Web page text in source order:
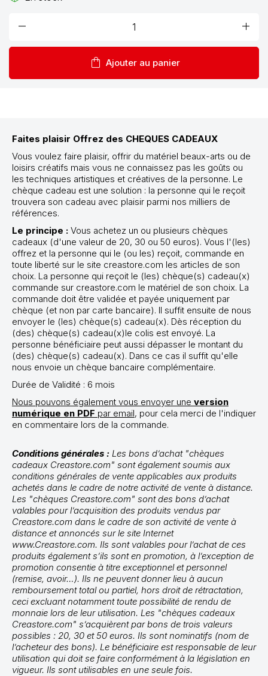
remove add
shopping_bag Ajouter au panier
Faites plaisir Offrez des CHEQUES CADEAUX
Vous voulez faire plaisir, offrir du matériel beaux-arts ou de
loisirs créatifs mais vous ne connaissez pas les goûts ou
les techniques artistiques et créatives de la personne. Le
chèque cadeau est une solution : la personne qui le reçoit
trouvera son cadeau avec plaisir parmi nos milliers de
références.
Le principe : Vous achetez un ou plusieurs chèques
cadeaux (d'une valeur de 20, 30 ou 50 euros). Vous l'(les)
offrez et la personne qui le (ou les) reçoit, commande en
toute liberté sur le site creastore.com les articles de son
choix. La personne qui reçoit le (les) chèque(s) cadeau(x)
commande sur creastore.com le matériel de son choix. La
commande doit être validée et payée uniquement par
chèque (et non par carte bancaire). Il suffit ensuite de nous
envoyer le (les) chèque(s) cadeau(x). Dès réception du
(des) chèque(s) cadeau(x)le colis est envoyé. La
personne bénéficiaire peut aussi dépasser le montant du
(des) chèque(s) cadeau(x). Dans ce cas il suffit qu'elle
nous envoie un chèque bancaire complémentaire.
Durée de Validité : 6 mois
Nous pouvons également vous envoyer une version
numérique en PDF par email, pour cela merci de l'indiquer
en commentaire lors de la commande.
Conditions générales : Les bons d’achat "chèques
cadeaux Creastore.com" sont également soumis aux
conditions générales de vente applicables aux produits
achetés dans le cadre de notre activité de vente à distance.
Les "chèques Creastore.com" sont des bons d’achat
valables pour l’acquisition des produits vendus par
Creastore.com dans le cadre de son activité de vente à
distance et annoncés sur le site Internet
www.Creastore.com. Ils sont valables pour l’achat de ces
produits également s’ils sont en promotion, à l’exception de
promotion consentie à titre exceptionnel et personnel
(remise, avoir…). Ils ne peuvent donner lieu à aucun
remboursement total ou partiel, hors droit de rétractation,
ceci excluant notamment toute possibilité de rendu de
monnaie lors de leur utilisation. Les "chèques cadeaux
Creastore.com" s’acquièrent par bons de trois valeurs
possibles : 20, 30 et 50 euros. Ils sont nominatifs (nom de
l’acheteur des bons). Le bénéficiaire est responsable de leur
utilisation qui doit se faire conformément à la législation en
vigueur. Ils sont utilisables en une seule fois.